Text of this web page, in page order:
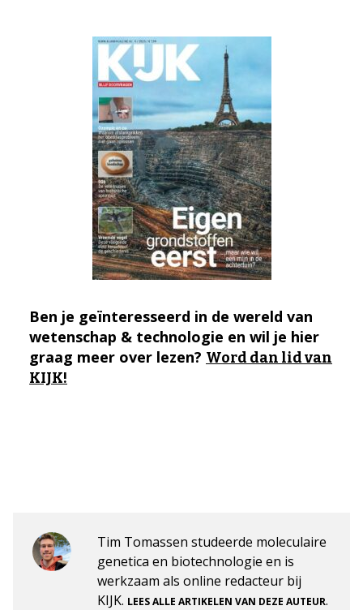
Ben je geïnteresseerd in de wereld van
wetenschap & technologie en wil je hier
graag meer over lezen? Word dan lid van
KIJK!
Tim Tomassen studeerde moleculaire
genetica en biotechnologie en is
werkzaam als online redacteur bij
KIJK. LEES ALLE ARTIKELEN VAN DEZE AUTEUR.